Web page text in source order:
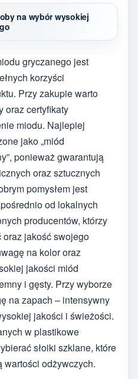
na wybór wysokiej
gryczanego jest
korzyści
Przy zakupie warto
oraz certyfikaty
miodu. Najlepiej
jako „miód
ponieważ gwarantują
oraz sztucznych
pomysłem jest
od lokalnych
producentów, którzy
jakość swojego
na kolor oraz
jakości miód
i gęsty. Przy wyborze
na zapach – intensywny
jakości i świeżości.
w plastikowe
słoiki szklane, które
wartości odżywczych.